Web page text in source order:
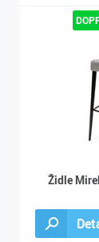
Židle